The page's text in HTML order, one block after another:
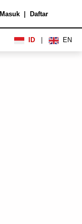
Masuk| Daftar
ID EN